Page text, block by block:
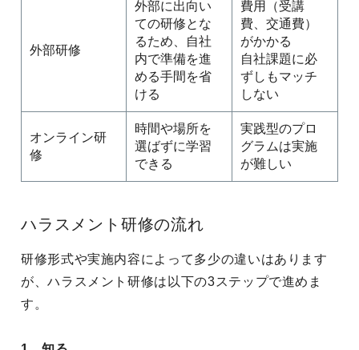
外部研修
外部に出向い
ての研修とな
るため、自社
内で準備を進
める手間を省
ける
費用（受講
費、交通費）
がかかる
自社課題に必
ずしもマッチ
しない
オンライン研
修
時間や場所を
選ばずに学習
できる
実践型のプロ
グラムは実施
が難しい
ハラスメント研修の流れ
研修形式や実施内容によって多少の違いはあります
が、ハラスメント研修は以下の3ステップで進めま
す。